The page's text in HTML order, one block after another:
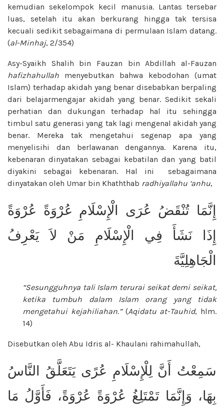
kemudian sekelompok kecil manusia. Lantas tersebar
luas, setelah itu akan berkurang hingga tak tersisa
kecuali sedikit sebagaimana di permulaan Islam datang.
(al-Minhaj, 2/354)
Asy-Syaikh Shalih bin Fauzan bin Abdillah al-Fauzan
hafizhahullah menyebutkan bahwa kebodohan (umat
Islam) terhadap akidah yang benar disebabkan berpaling
dari belajarmengajar akidah yang benar. Sedikit sekali
perhatian dan dukungan terhadap hal itu sehingga
timbul satu generasi yang tak lagi mengenal akidah yang
benar. Mereka tak mengetahui segenap apa yang
menyelisihi dan berlawanan dengannya. Karena itu,
kebenaran dinyatakan sebagai kebatilan dan yang batil
diyakini sebagai kebenaran. Hal ini sebagaimana
dinyatakan oleh Umar bin Khaththab radhiyallahu ‘anhu,
إِنَّمَا تُنْقَضُ عُرَى الْإِسْلَامِ عُرْوَةً عُرْوَةً
إِذَا نَشَأَ فِي الْإِسْلَامِ مَنْ لاَ يَعْرِفُ
الْجَاهِلِيَّةَ
“Sesungguhnya tali Islam terurai seikat demi seikat,
ketika tumbuh dalam Islam orang yang tidak
mengetahui kejahiliahan.” (Aqidatu at-Tauhid, hlm.
14)
Disebutkan oleh Abu Idris al- Khaulani rahimahullah,
سَمِعْتُ أَنَّ لِلْإِسْلَامِ عُرًى يَتَعَلَّقُ النَّاسُ
بِهَا، وَإِنَّمَا تَمْتَلِغُ عُرْوَةً عُرْوَةً، فَأَوَّلُ مَا